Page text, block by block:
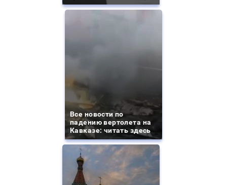
Все новости по
падению вертолета на
Кавказе: читать здесь